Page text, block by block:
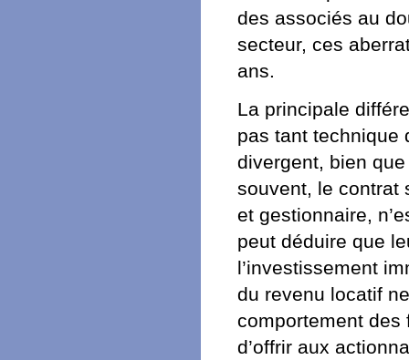
des associés au
secteur, ces
ans.
La principale
pas tant technique
divergent, bien
souvent, le contrat
et gestionnaire,
peut déduire que
l’investissement
du revenu locatif
comportement des
d’offrir aux